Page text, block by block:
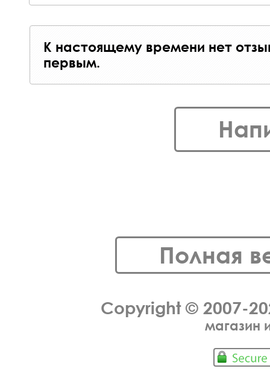
К настоящему времени нет
первым.
Полная
Copyright © 2007-
магазин